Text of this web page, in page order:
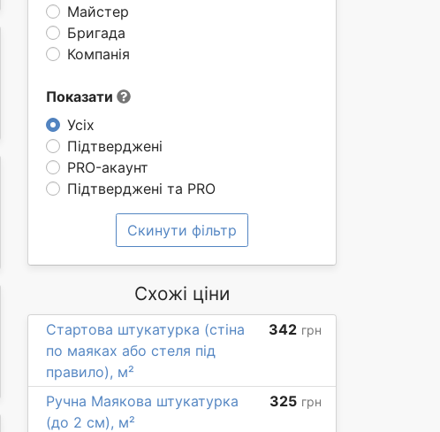
Майстер
Бригада
Компанія
Показати
Усіх
Підтверджені
PRO-акаунт
Підтверджені та PRO
Скинути фільтр
Схожі ціни
Стартова штукатурка (стіна
по маяках або стеля під
правило), м²
342 грн
Ручна Маякова штукатурка
(до 2 см), м²
325 грн